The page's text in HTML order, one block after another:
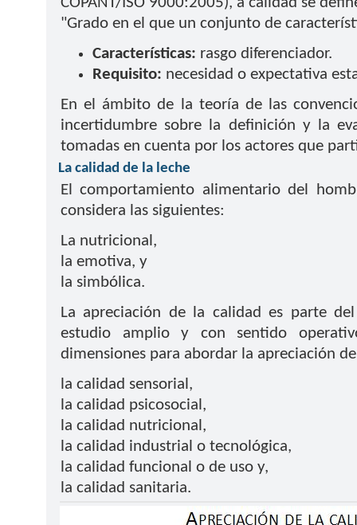
"Grado en el que un conjunto de
Características: rasgo diferenciador.
Requisito: necesidad o expectativa
En el ámbito de la teoría de las
incertidumbre sobre la definición y la
tomadas en cuenta por los actores que
La calidad de la leche
El comportamiento alimentario del
considera las siguientes:
La nutricional,
la emotiva, y
la simbólica.
La apreciación de la calidad es parte
estudio amplio y con sentido
dimensiones para abordar la apreciación
la calidad sensorial,
la calidad psicosocial,
la calidad nutricional,
la calidad industrial o tecnológica,
la calidad funcional o de uso y,
la calidad sanitaria.